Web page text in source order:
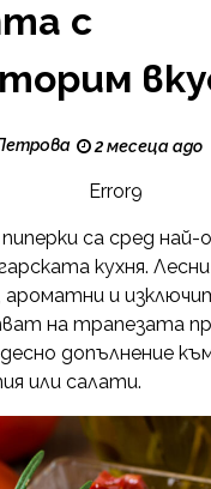
с
2 месеца ago
Error9
са сред най-
кухня.
ароматни и
на трапезата
допълнение
или салати.